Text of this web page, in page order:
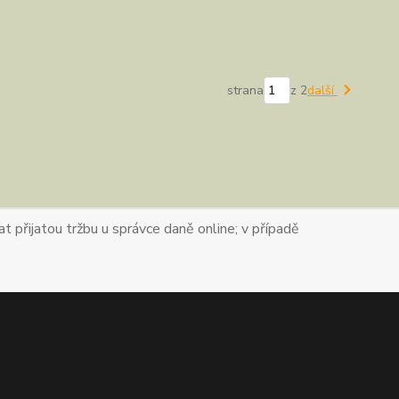
strana z 2další
přijatou tržbu u správce daně online; v případě